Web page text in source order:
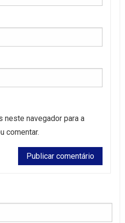
neste navegador para a
comentar.